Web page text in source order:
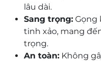
lâu dài.
Sang trọng: Gọng
tinh xảo, mang
trọng.
An toàn: Không